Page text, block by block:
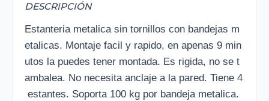
DESCRIPCIÓN
Estanteria metalica sin tornillos con bandejas m
etalicas. Montaje facil y rapido, en apenas 9 min
utos la puedes tener montada. Es rigida, no se t
ambalea. No necesita anclaje a la pared. Tiene 4
estantes. Soporta 100 kg por bandeja metalica.